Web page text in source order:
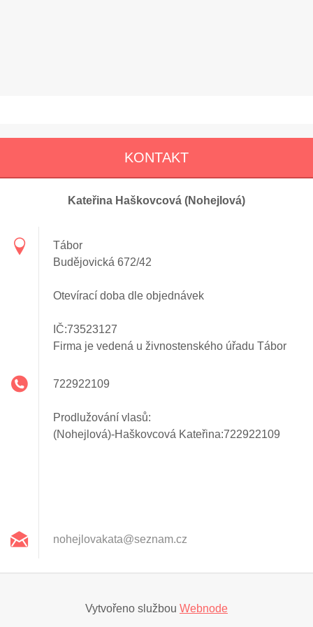
KONTAKT
Kateřina Haškovcová (Nohejlová)
Tábor
Budějovická 672/42
Otevírací doba dle objednávek
IČ:73523127
Firma je vedená u živnostenského úřadu Tábor
722922109
Prodlužování vlasů:
(Nohejlová)-Haškovcová Kateřina:722922109
nohejlovakata@seznam.cz
Vytvořeno službou Webnode